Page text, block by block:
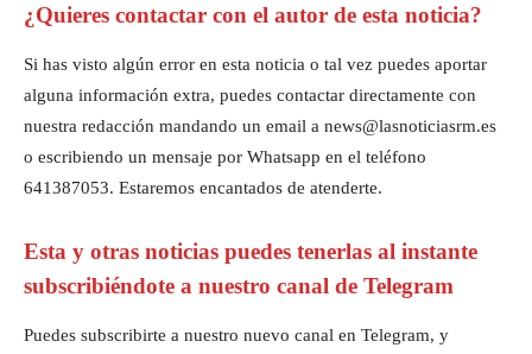
¿Quieres contactar con el autor de esta noticia?
Si has visto algún error en esta noticia o tal vez puedes aportar
alguna información extra, puedes contactar directamente con
nuestra redacción mandando un email a news@lasnoticiasrm.es
o escribiendo un mensaje por Whatsapp en el teléfono
641387053. Estaremos encantados de atenderte.
Esta y otras noticias puedes tenerlas al instante
subscribiéndote a nuestro canal de Telegram
Puedes subscribirte a nuestro nuevo canal en Telegram, y